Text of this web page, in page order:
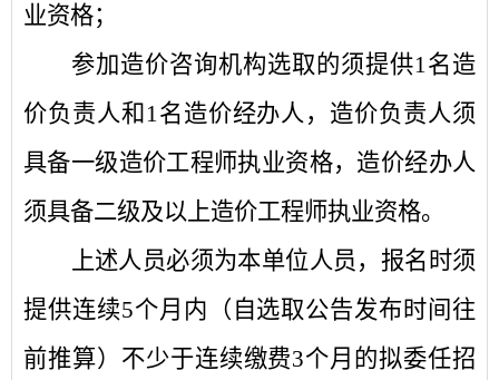
业资格；
参加造价咨询机构选取的须提供1名造
价负责人和1名造价经办人 ，造价负责人须
具备一级造价工程师执业资格，造价经办人
须具备二级及以上造价工程师执业资格。
上述人员必须为本单位人员，报名时须
提供连续5个月内（自选取公告发布时间往
前推算）不少于连续缴费3个月的拟委任招